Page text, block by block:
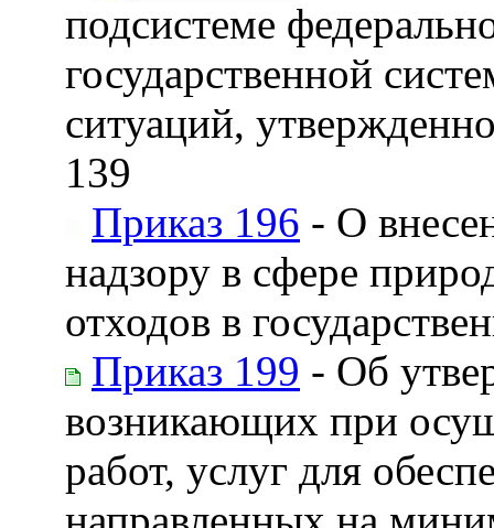
подсистеме
государственной
ситуаций,
139
Приказ 196 - О
надзору в сфере
отходов в
Приказ 199 - Об
возникающих при
работ, услуг для